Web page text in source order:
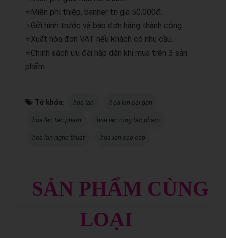
⭐Miễn phí thiệp, banner trị giá 50.000đ.
⭐Gửi hình trước và báo đơn hàng thành công.
⭐Xuất hóa đơn VAT nếu khách có nhu cầu.
⭐Chính sách ưu đãi hấp dẫn khi mua trên 3 sản
phẩm.
Từ khóa: hoa lan hoa lan sai gon
hoa lan tac pham hoa lan rung tac pham
hoa lan nghe thuat hoa lan cao cap
SẢN PHẨM CÙNG
LOẠI